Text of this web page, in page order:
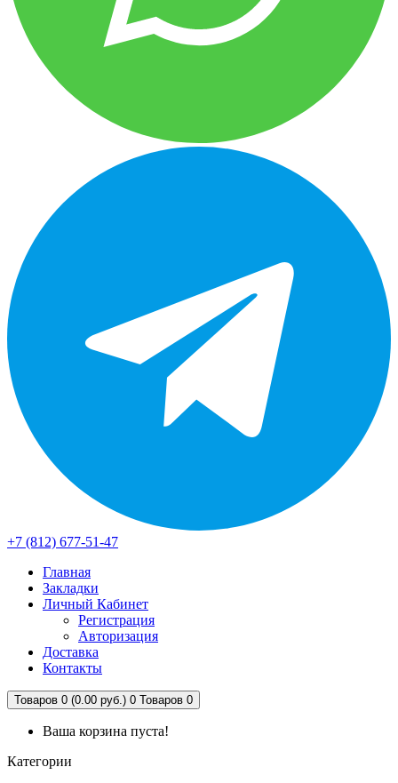
+7 (812) 677-51-47
Главная
Закладки
Личный Кабинет
Регистрация
Авторизация
Доставка
Контакты
Товаров 0 (0.00 руб.) 0 Товаров 0
Ваша корзина пуста!
Категории